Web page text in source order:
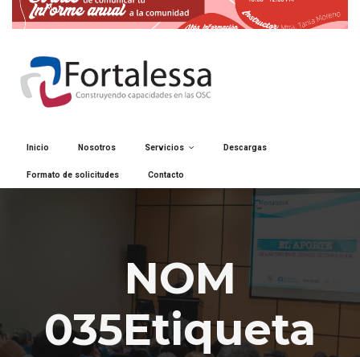
Inicio Nosotros Servicios Descargas
Formato de solicitudes Contacto
NOM
035Etiqueta